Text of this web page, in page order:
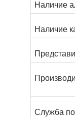
Наличие
Наличие
Служба по